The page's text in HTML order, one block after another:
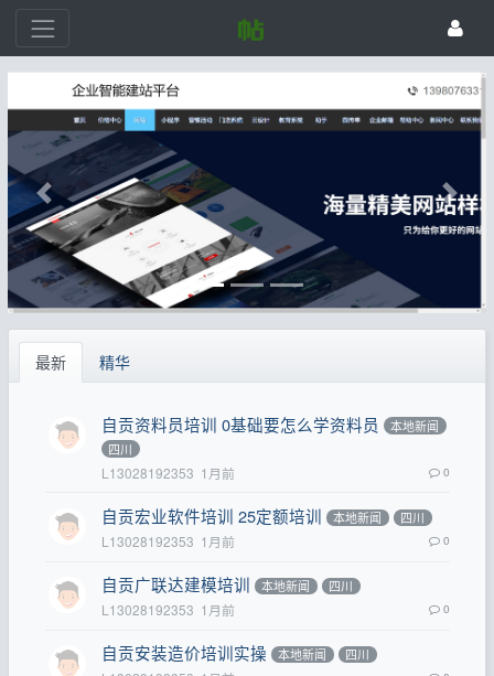
最新 精华
自贡资料员培训 0基础要怎么学资料员
本地新闻
四川
L13028192353 1月前 0
自贡宏业软件培训 25定额培训 本地新闻 四川
L13028192353 1月前 0
自贡广联达建模培训 本地新闻 四川
L13028192353 1月前 0
自贡安装造价培训实操 本地新闻 四川